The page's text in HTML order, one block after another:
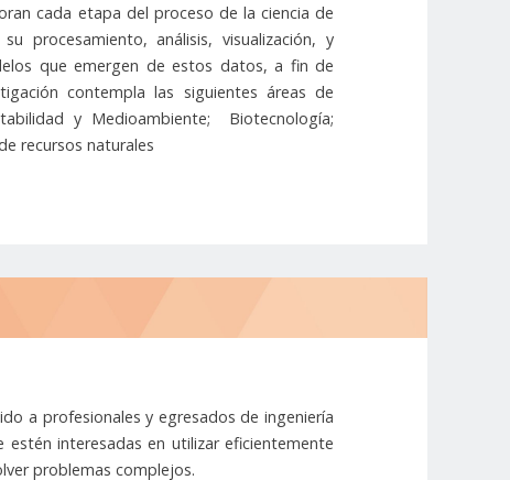
cada etapa del proceso de la ciencia de
procesamiento, análisis, visualización, y
que emergen de estos datos, a fin de
contempla las siguientes áreas de
y Medioambiente; Biotecnología;
recursos naturales
a profesionales y egresados de ingeniería
estén interesadas en utilizar eficientemente
problemas complejos.